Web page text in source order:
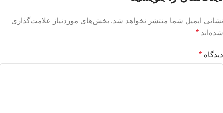
نشانی ایمیل شما منتشر نخواهد شد. بخش‌های موردنیاز علامت‌گذاری
شده‌اند *
دیدگاه *